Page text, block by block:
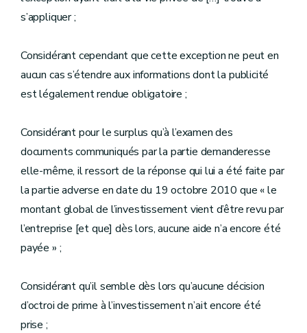
s’appliquer ;
Considérant cependant que cette exception ne peut en
aucun cas s’étendre aux informations dont la publicité
est légalement rendue obligatoire ;
Considérant pour le surplus qu’à l’examen des
documents communiqués par la partie demanderesse
elle-même, il ressort de la réponse qui lui a été faite par
la partie adverse en date du 19 octobre 2010 que « le
montant global de l’investissement vient d’être revu par
l’entreprise [et que] dès lors, aucune aide n’a encore été
payée » ;
Considérant qu’il semble dès lors qu’aucune décision
d’octroi de prime à l’investissement n’ait encore été
prise ;